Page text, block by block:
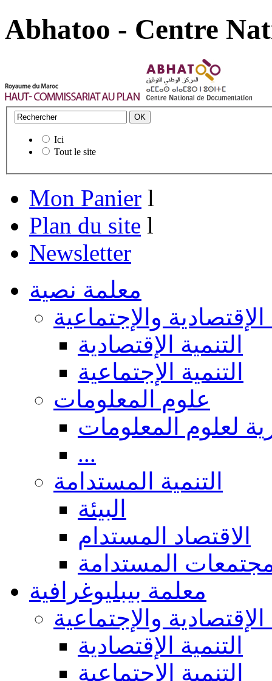
Abhatoo - Centre
Ici
Tout le site
Mon Panier l
Plan du site l
Newsletter
معلمة نصية
الإقتصادية والإجتماعية
التنمية الإقتصادية
التنمية الإجتماعية
علوم المعلومات
لعلوم المعلومات
...
التنمية المستدامة
البيئة
الاقتصاد المستدام
المستدامة
معلمة بيبليوغرافية
الإقتصادية والإجتماعية
التنمية الإقتصادية
التنمية الإجتماعية